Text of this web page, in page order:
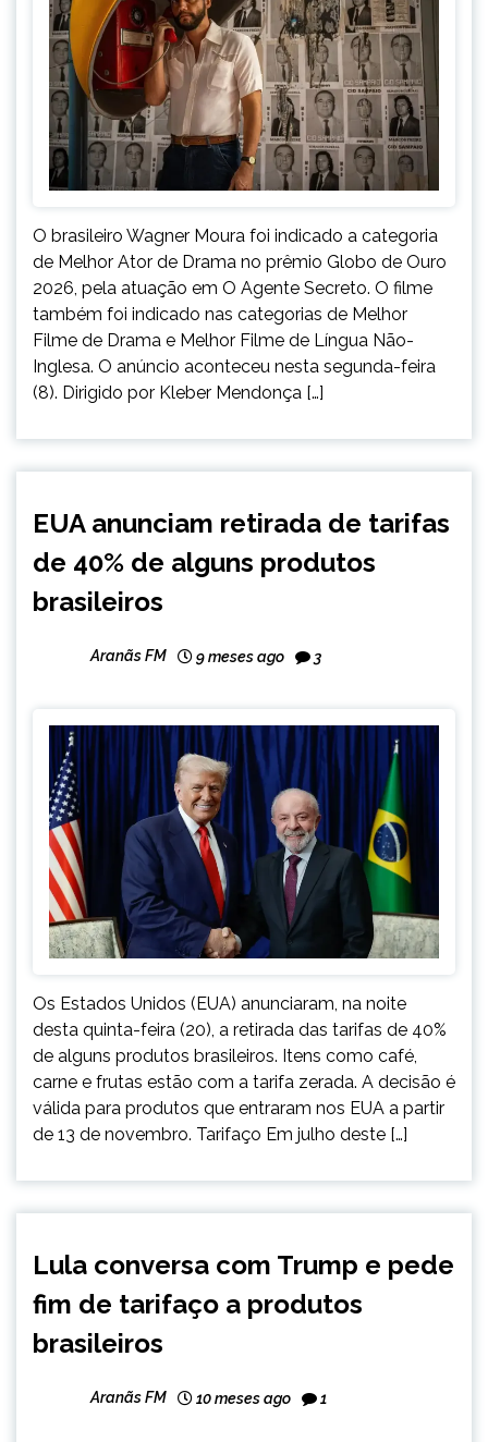
O brasileiro Wagner Moura foi indicado a categoria
de Melhor Ator de Drama no prêmio Globo de Ouro
2026, pela atuação em O Agente Secreto. O filme
também foi indicado nas categorias de Melhor
Filme de Drama e Melhor Filme de Língua Não-
Inglesa. O anúncio aconteceu nesta segunda-feira
(8). Dirigido por Kleber Mendonça […]
INTERNACIONAL
NOTÍCIAS
EUA anunciam retirada de tarifas
de 40% de alguns produtos
brasileiros
Aranãs FM 9 meses ago 3
Os Estados Unidos (EUA) anunciaram, na noite
desta quinta-feira (20), a retirada das tarifas de 40%
de alguns produtos brasileiros. Itens como café,
carne e frutas estão com a tarifa zerada. A decisão é
válida para produtos que entraram nos EUA a partir
de 13 de novembro. Tarifaço Em julho deste […]
INTERNACIONAL
NOTÍCIAS
Lula conversa com Trump e pede
fim de tarifaço a produtos
brasileiros
Aranãs FM 10 meses ago 1